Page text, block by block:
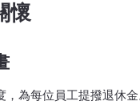
懷
，為每位員工提撥退休